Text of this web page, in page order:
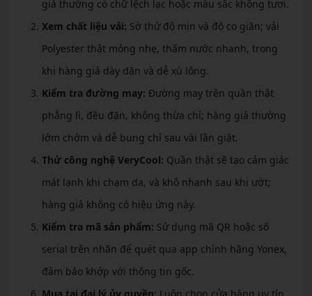
giả thường có chữ lệch lạc hoặc màu sắc không tươi.
Xem chất liệu vải: Sờ thử độ mịn và độ co giãn; vải
Polyester thật mỏng nhẹ, thấm nước nhanh, trong
khi hàng giả dày dặn và dễ xù lông.
Kiểm tra đường may: Đường may trên quần thật
phẳng lì, đều đặn, không thừa chỉ; hàng giả thường
lởm chởm và dễ bung chỉ sau vài lần giặt.
Thử công nghệ VeryCool: Quần thật sẽ tạo cảm giác
mát lạnh khi chạm da, và khô nhanh sau khi ướt;
hàng giả không có hiệu ứng này.
Kiểm tra mã sản phẩm: Sử dụng mã QR hoặc số
serial trên nhãn để quét qua app chính hãng Yonex,
đảm bảo khớp với thông tin gốc.